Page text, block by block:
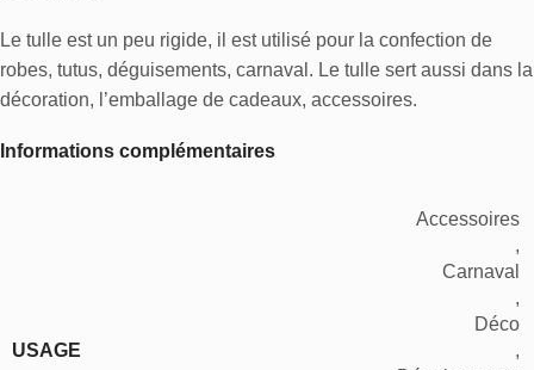
Le tulle est un peu rigide, il est utilisé pour la confection de
robes, tutus, déguisements, carnaval. Le tulle sert aussi dans la
décoration, l’emballage de cadeaux, accessoires.
Informations complémentaires
USAGE
Accessoires
,
Carnaval
,
Déco
,